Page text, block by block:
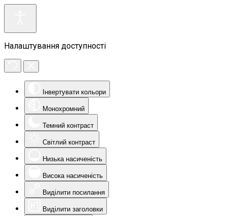
Налаштування доступності
Інвертувати кольори
Монохромний
Темний контраст
Світлий контраст
Низька насиченість
Висока насиченість
Виділити посилання
Виділити заголовки